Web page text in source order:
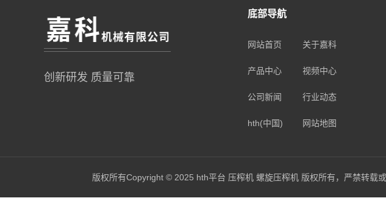
创新研发 质量可靠
底部导航
网站首页 关于嘉科
产品中心 视频中心
公司新闻 行业动态
hth(中国) 网站地图
版权所有Copyright © 2025 hth平台 压榨机 螺旋压榨机 版权所有，严禁转载